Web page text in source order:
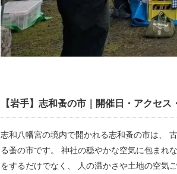
【岩手】志和蚤の市｜開催日・アクセス
志和八幡宮の境内で開かれる志和蚤の市は、
る蚤の市です。 神社の穏やかな空気に包まれ
をするだけでなく、 人の温かさや土地の空気